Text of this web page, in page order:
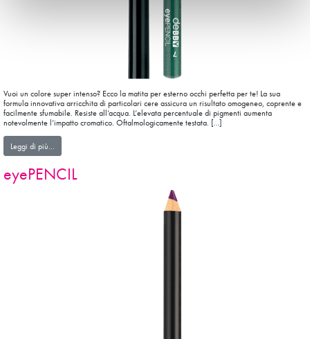
Vuoi un colore super intenso? Ecco la matita per esterno occhi perfetta per te! La sua
formula innovativa arricchita di particolari cere assicura un risultato omogeneo, coprente e
facilmente sfumabile. Resiste all’acqua. L’elevata percentuale di pigmenti aumenta
notevolmente l’impatto cromatico. Oftalmologicamente testata. […]
Leggi di più…
eyePENCIL